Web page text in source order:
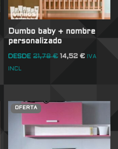
Dumbo baby + nombre
personalizado
DESDE 21,78€ 14,52€ IVA
INCL
OFERTA